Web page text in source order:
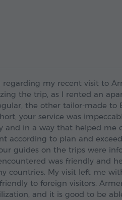
my recent visit to
the trip, as I rented an
the other tailor-made to
your service was
and in a way that helped me
according to plan and
guides on the trips were
was friendly and
countries. My visit left me
to foreign visitors.
and it is good to be